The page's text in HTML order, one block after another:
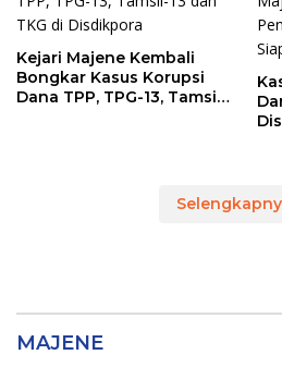
Kejari Majene Kembali
Bongkar Kasus Korupsi
Dana TPP, TPG-13, Tamsil-
MAJENE